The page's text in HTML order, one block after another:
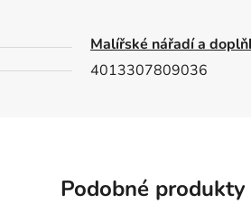
Malířské nářadí a
4013307809036
Podobné produkty